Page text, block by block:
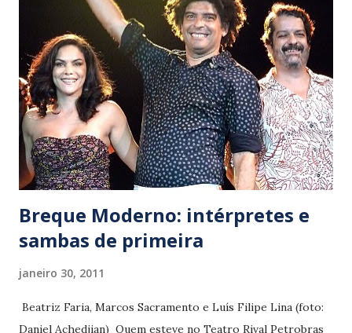
Breque Moderno: intérpretes e
sambas de primeira
janeiro 30, 2011
Beatriz Faria, Marcos Sacramento e Luís Filipe Lina (foto:
Daniel Achedjian) Quem esteve no Teatro Rival Petrobras